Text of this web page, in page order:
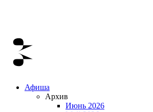
Афиша
Архив
Июнь 2026